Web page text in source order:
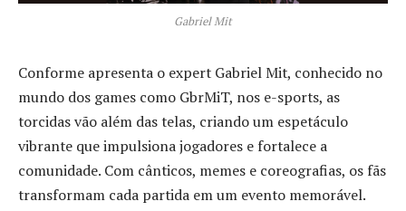
Gabriel Mit
Conforme apresenta o expert Gabriel Mit, conhecido no
mundo dos games como GbrMiT, nos e-sports, as
torcidas vão além das telas, criando um espetáculo
vibrante que impulsiona jogadores e fortalece a
comunidade. Com cânticos, memes e coreografias, os fãs
transformam cada partida em um evento memorável.